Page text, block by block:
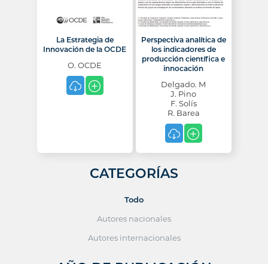
La Estrategia de
Innovación de la OCDE
O. OCDE
Perspectiva analítica de
los indicadores de
producción científica e
innocación
Delgado. M
J. Pino
F. Solís
R. Barea
CATEGORÍAS
Todo
Autores nacionales
Autores internacionales